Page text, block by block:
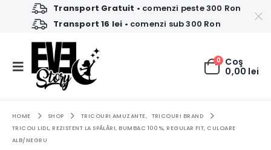
Transport Gratuit • comenzi peste 300 Ron
Transport 16 lei • comenzi sub 300 Ron
0 Coş
0,00 lei
HOME SHOP TRICOURI AMUZANTE,
TRICOURI BRAND
TRICOU LIDL, REZISTENT LA SPĂLĂRI, BUMBAC 100%, REGULAR FIT, CULOARE
ALB/NEGRU